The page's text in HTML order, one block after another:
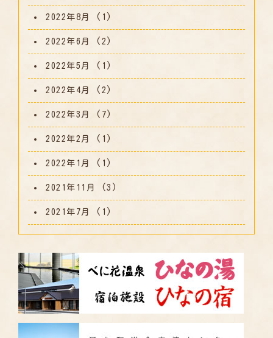
2022年8月 (1)
2022年6月 (2)
2022年5月 (1)
2022年4月 (2)
2022年3月 (7)
2022年2月 (1)
2022年1月 (1)
2021年11月 (3)
2021年7月 (1)